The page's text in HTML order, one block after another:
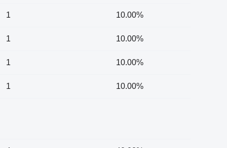
1 10.00%
1 10.00%
1 10.00%
1 10.00%